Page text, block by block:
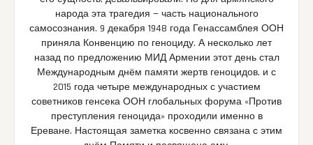
народа эта трагедия — часть национального
самосознания. 9 декабря 1948 года Генассамблея ООН
приняла Конвенцию по геноциду. А несколько лет
назад по предложению МИД Армении этот день стал
Международным днём памяти жертв геноцидов, и с
2015 года четыре международных с участием
советников генсека ООН глобальных форума «Против
преступления геноцида» проходили именно в
Ереване. Настоящая заметка косвенно связана с этим